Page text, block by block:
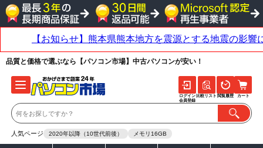
品質と価格で選ぶなら【パソコン市場】中古パソコンが安い！
人気ページ 2020年以降（10世代前後） メモリ16GB
ログイン
会員登録
比較リスト 閲覧履歴 カート